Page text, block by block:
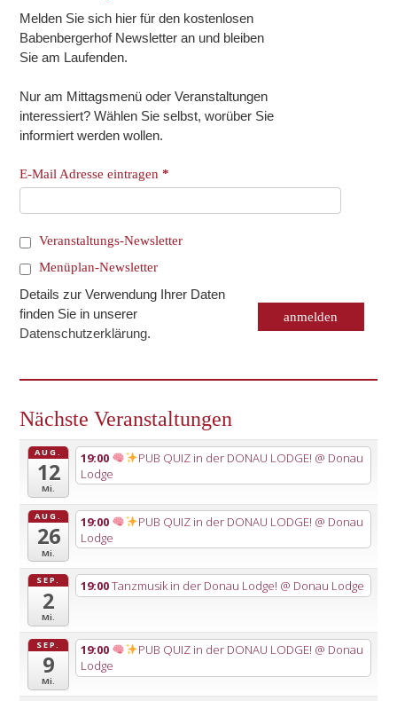
Melden Sie sich hier für den kostenlosen
Babenbergerhof Newsletter an und bleiben
Sie am Laufenden.
Nur am Mittagsmenü oder Veranstaltungen
interessiert? Wählen Sie selbst, worüber Sie
informiert werden wollen.
E-Mail Adresse eintragen*
Veranstaltungs-Newsletter
Menüplan-Newsletter
Details zur Verwendung Ihrer Daten
finden Sie in unserer
Datenschutzerklärung.
Nächste Veranstaltungen
AUG.
12
Mi.
19:00 PUB QUIZ in der DONAU LODGE! @ Donau
Lodge
AUG.
26
Mi.
19:00 PUB QUIZ in der DONAU LODGE! @ Donau
Lodge
SEP.
2
Mi.
19:00Tanzmusik in der Donau Lodge! @ Donau Lodge
SEP.
9
Mi.
19:00 PUB QUIZ in der DONAU LODGE! @ Donau
Lodge